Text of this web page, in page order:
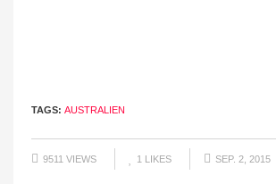
TAGS: AUSTRALIEN
9511 VIEWS 1 LIKES SEP. 2, 2015